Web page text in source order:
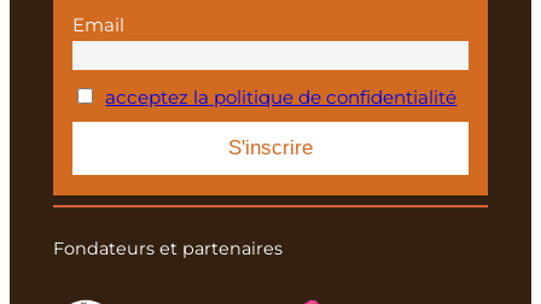
Email
acceptez la politique de confidentialité
Fondateurs et partenaires